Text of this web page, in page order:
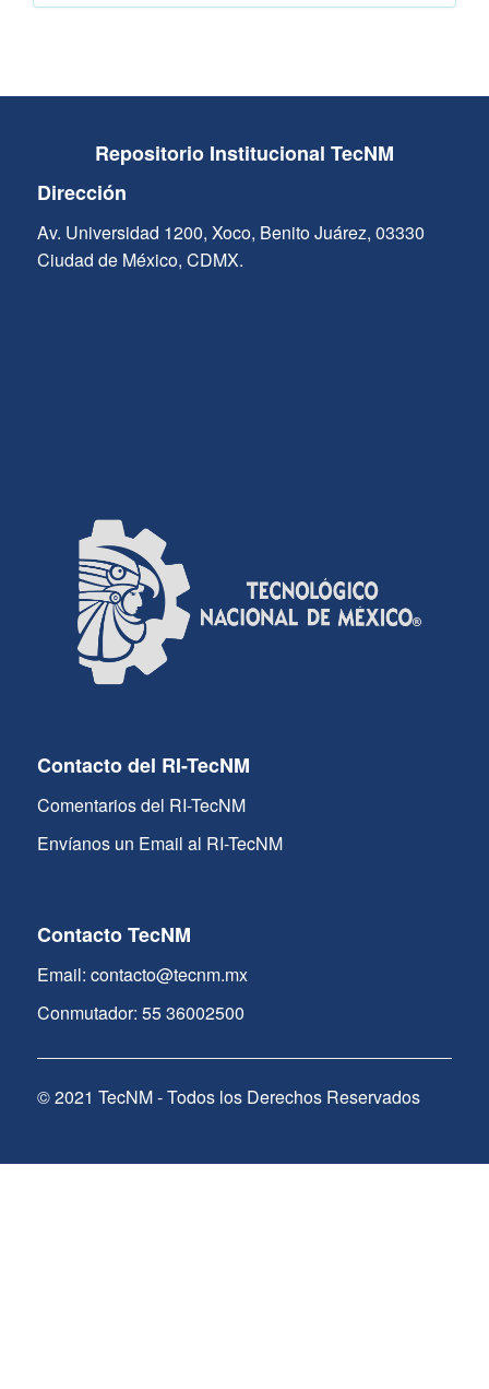
Repositorio Institucional TecNM
Dirección
Av. Universidad 1200, Xoco, Benito Juárez, 03330
Ciudad de México, CDMX.
Contacto del RI-TecNM
Comentarios del RI-TecNM
Envíanos un Email al RI-TecNM
Contacto TecNM
Email: contacto@tecnm.mx
Conmutador: 55 36002500
© 2021 TecNM - Todos los Derechos Reservados